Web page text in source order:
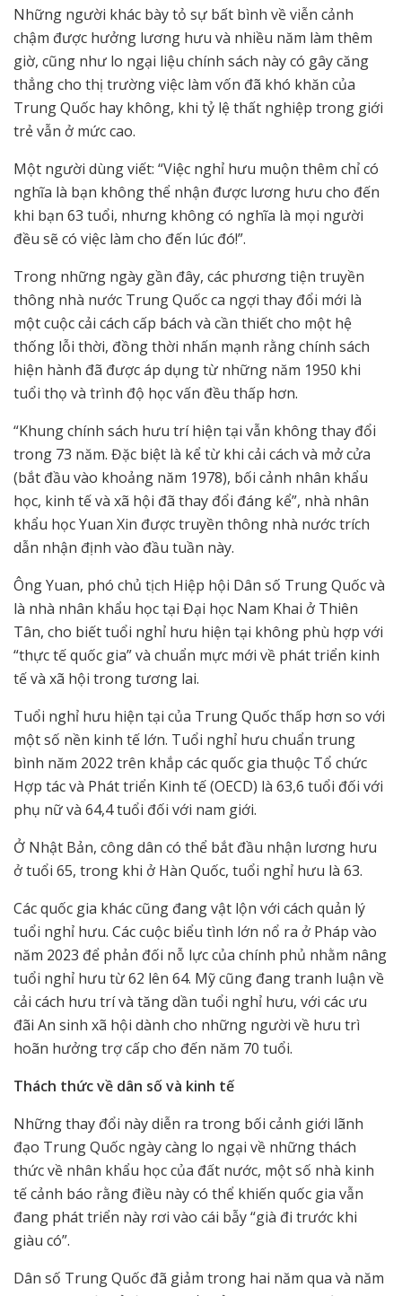
Những người khác bày tỏ sự bất bình về viễn cảnh
chậm được hưởng lương hưu và nhiều năm làm thêm
giờ, cũng như lo ngại liệu chính sách này có gây căng
thẳng cho thị trường việc làm vốn đã khó khăn của
Trung Quốc hay không, khi tỷ lệ thất nghiệp trong giới
trẻ vẫn ở mức cao.
Một người dùng viết: “Việc nghỉ hưu muộn thêm chỉ có
nghĩa là bạn không thể nhận được lương hưu cho đến
khi bạn 63 tuổi, nhưng không có nghĩa là mọi người
đều sẽ có việc làm cho đến lúc đó!”.
Trong những ngày gần đây, các phương tiện truyền
thông nhà nước Trung Quốc ca ngợi thay đổi mới là
một cuộc cải cách cấp bách và cần thiết cho một hệ
thống lỗi thời, đồng thời nhấn mạnh rằng chính sách
hiện hành đã được áp dụng từ những năm 1950 khi
tuổi thọ và trình độ học vấn đều thấp hơn.
“Khung chính sách hưu trí hiện tại vẫn không thay đổi
trong 73 năm. Đặc biệt là kể từ khi cải cách và mở cửa
(bắt đầu vào khoảng năm 1978), bối cảnh nhân khẩu
học, kinh tế và xã hội đã thay đổi đáng kể”, nhà nhân
khẩu học Yuan Xin được truyền thông nhà nước trích
dẫn nhận định vào đầu tuần này.
Ông Yuan, phó chủ tịch Hiệp hội Dân số Trung Quốc và
là nhà nhân khẩu học tại Đại học Nam Khai ở Thiên
Tân, cho biết tuổi nghỉ hưu hiện tại không phù hợp với
“thực tế quốc gia” và chuẩn mực mới về phát triển kinh
tế và xã hội trong tương lai.
Tuổi nghỉ hưu hiện tại của Trung Quốc thấp hơn so với
một số nền kinh tế lớn. Tuổi nghỉ hưu chuẩn trung
bình năm 2022 trên khắp các quốc gia thuộc Tổ chức
Hợp tác và Phát triển Kinh tế (OECD) là 63,6 tuổi đối với
phụ nữ và 64,4 tuổi đối với nam giới.
Ở Nhật Bản, công dân có thể bắt đầu nhận lương hưu
ở tuổi 65, trong khi ở Hàn Quốc, tuổi nghỉ hưu là 63.
Các quốc gia khác cũng đang vật lộn với cách quản lý
tuổi nghỉ hưu. Các cuộc biểu tình lớn nổ ra ở Pháp vào
năm 2023 để phản đối nỗ lực của chính phủ nhằm nâng
tuổi nghỉ hưu từ 62 lên 64. Mỹ cũng đang tranh luận về
cải cách hưu trí và tăng dần tuổi nghỉ hưu, với các ưu
đãi An sinh xã hội dành cho những người về hưu trì
hoãn hưởng trợ cấp cho đến năm 70 tuổi.
Thách thức về dân số và kinh tế
Những thay đổi này diễn ra trong bối cảnh giới lãnh
đạo Trung Quốc ngày càng lo ngại về những thách
thức về nhân khẩu học của đất nước, một số nhà kinh
tế cảnh báo rằng điều này có thể khiến quốc gia vẫn
đang phát triển này rơi vào cái bẫy “già đi trước khi
giàu có”.
Dân số Trung Quốc đã giảm trong hai năm qua và năm